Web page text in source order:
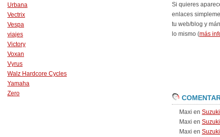
Urbana
Vectrix
Vespa
viajes
Victory
Voxan
Vyrus
Walz Hardcore Cycles
Yamaha
Zero
Si quieres
enlaces
tu web/blog y
lo mismo (más
Maxi en
Maxi en
Maxi en